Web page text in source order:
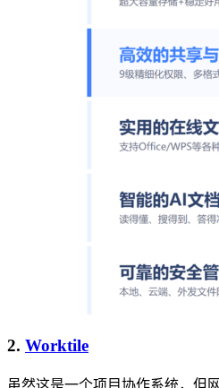
2. Worktile
虽然这是一个项目协作系统，但